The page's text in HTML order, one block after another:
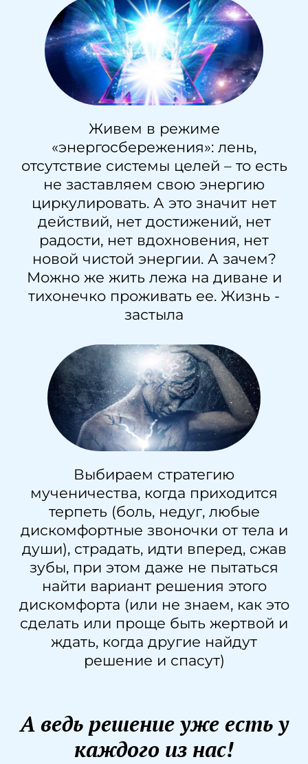
Живем в режиме
«энергосбережения»: лень,
отсутствие системы целей – то есть
не заставляем свою энергию
циркулировать. А это значит нет
действий, нет достижений, нет
радости, нет вдохновения, нет
новой чистой энергии. А зачем?
Можно же жить лежа на диване и
тихонечко проживать ее. Жизнь -
застыла
Выбираем стратегию
мученичества, когда приходится
терпеть (боль, недуг, любые
дискомфортные звоночки от тела и
души), страдать, идти вперед, сжав
зубы, при этом даже не пытаться
найти вариант решения этого
дискомфорта (или не знаем, как это
сделать или проще быть жертвой и
ждать, когда другие найдут
решение и спасут)
А ведь решение уже есть у
каждого из нас!